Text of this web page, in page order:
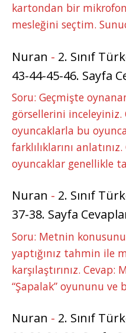
kartondan bir mikrofon
mesleğini seçtim.
Nuran - 2. Sınıf
43-44-45-46. Sayfa
Soru: Geçmişte
görsellerini
oyuncaklarla bu
farklılıklarını
oyuncaklar genellikle
Nuran - 2. Sınıf
37-38. Sayfa
Soru: Metnin konusunu
yaptığınız tahmin ile
karşılaştırınız. Cevap:
“Şapalak” oyununu ve
Nuran - 2. Sınıf